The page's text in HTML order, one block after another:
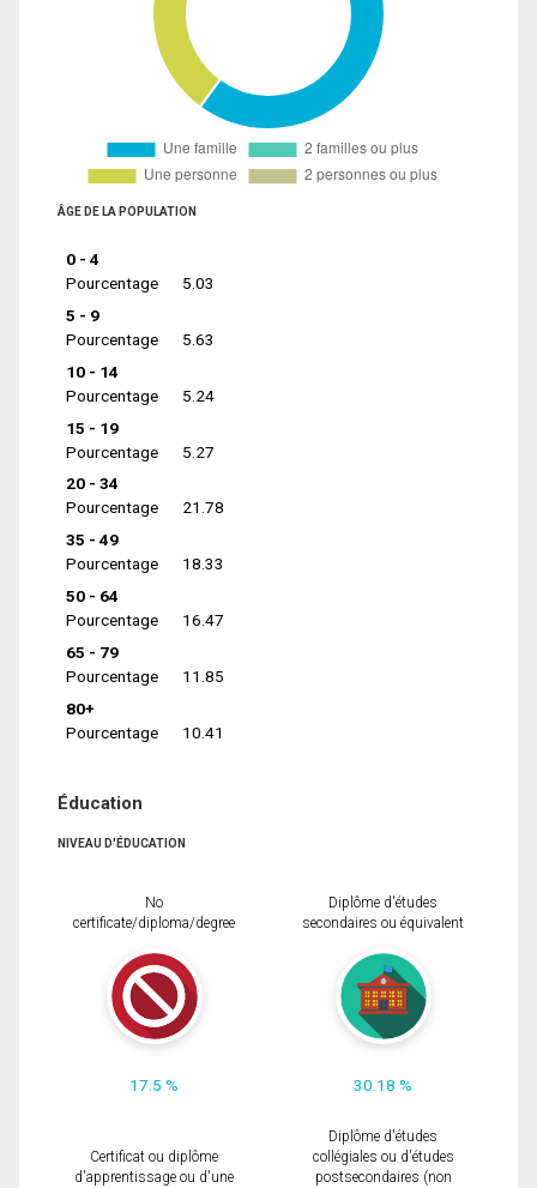
ÂGE DE LA POPULATION
0 - 4
Pourcentage
5.03
5 - 9
Pourcentage
5.63
10 - 14
Pourcentage
5.24
15 - 19
Pourcentage
5.27
20 - 34
Pourcentage
21.78
35 - 49
Pourcentage
18.33
50 - 64
Pourcentage
16.47
65 - 79
Pourcentage
11.85
80+
Pourcentage
10.41
Éducation
NIVEAU D'ÉDUCATION
No
certificate/diploma/degree
17.5 %
Diplôme d'études
secondaires ou équivalent
30.18 %
Certificat ou diplôme
d'apprentissage ou d'une
Diplôme d'études
collégiales ou d'études
postsecondaires (non